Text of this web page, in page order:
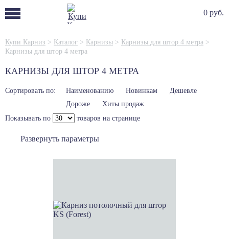
0 руб.
Купи Карниз > Каталог > Карнизы > Карнизы для штор 4 метра >
Карнизы для штор 4 метра
КАРНИЗЫ ДЛЯ ШТОР 4 МЕТРА
Сортировать по: Наименованию Новинкам
Дешевле
Дороже
Хиты продаж
Показывать по
товаров на странице
Развернуть параметры